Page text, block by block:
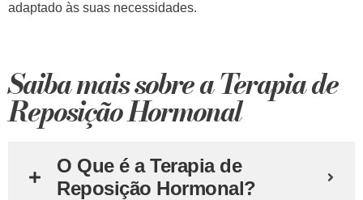
adaptado às suas necessidades.
Saiba mais sobre a Terapia de
Reposição Hormonal
O Que é a Terapia de
Reposição Hormonal?